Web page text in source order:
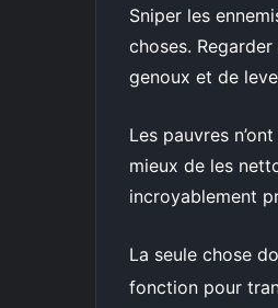
Sniper les
choses.
genoux et de
Les pauvres
mieux de les
incroyablement
La seule chose
fonction pour